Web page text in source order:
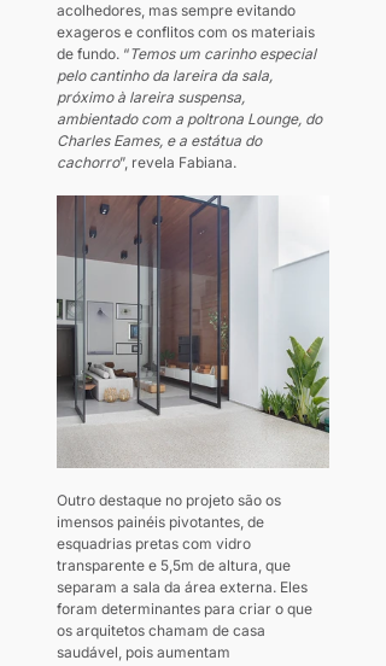
acolhedores, mas sempre evitando
exageros e conflitos com os materiais
de fundo. “Temos um carinho especial
pelo cantinho da lareira da sala,
próximo à lareira suspensa,
ambientado com a poltrona Lounge, do
Charles Eames, e a estátua do
cachorro”, revela Fabiana.
Outro destaque no projeto são os
imensos painéis pivotantes, de
esquadrias pretas com vidro
transparente e 5,5m de altura, que
separam a sala da área externa. Eles
foram determinantes para criar o que
os arquitetos chamam de casa
saudável, pois aumentam